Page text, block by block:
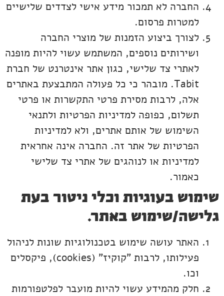
החברה לא תמכור מידע אישי לצדדים שלישיים
למטרות פרסום.
לצורך ביצוע הזמנות של מוצרי החברה
ושירותים נוספים, המשתמש עשוי להיות מופנה
לאתרי צד שלישי, כגון אתר אינטרנט של חברת
Tabit. מובהר כי כל פעולה המתבצעת באתרים
אלה, לרבות מסירת פרטי התקשרות או פרטי
תשלום, כפופה למדיניות הפרטיות ולתנאי
השימוש של אותם אתרים, ולא למדיניות
הפרטיות של אתר זה. החברה אינה אחראית
למדיניות או לנוהגים של אתרי צד שלישי
כאמור.
שימוש בעוגיות וכלי ניטור בעת
גלישה/שימוש באתר.
האתר עושה שימוש בטכנולוגיות שונות לניהול
פעילותו, לרבות "קוקיז" (cookies), פיקסלים
וכו.
חלק מהמידע עשוי להיות מועבר לפלטפורמות